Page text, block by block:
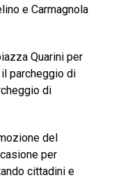
e Carmagnola
Quarini per
parcheggio di
di
del
per
cittadini e